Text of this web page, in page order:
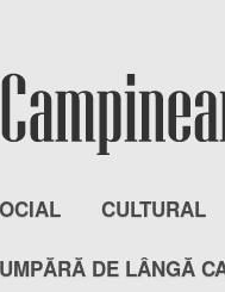
CULTURAL
DE LÂNGĂ